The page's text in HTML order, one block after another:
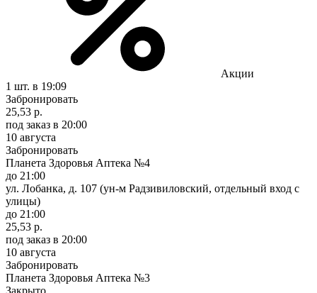
Акции
1 шт. в 19:09
Забронировать
25,53 р.
под заказ в 20:00
10 августа
Забронировать
Планета Здоровья Аптека №4
до 21:00
ул. Лобанка, д. 107 (ун-м Радзивиловский, отдельный вход с
улицы)
до 21:00
25,53 р.
под заказ в 20:00
10 августа
Забронировать
Планета Здоровья Аптека №3
Закрыто